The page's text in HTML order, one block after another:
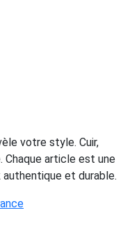
votre style. Cuir,
article est une
et durable.